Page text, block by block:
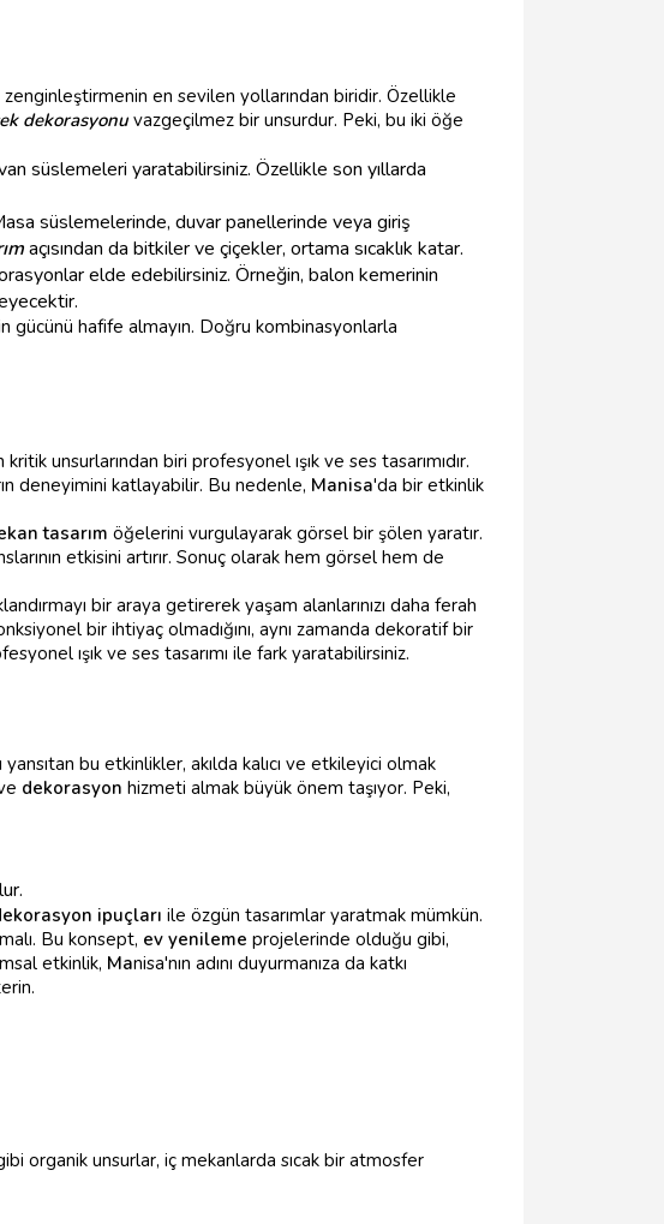
en sevilen yollarından biridir. Özellikle
dekorasyonu vazgeçilmez bir unsurdur. Peki, bu iki öğe
süslemeleri yaratabilirsiniz. Özellikle son yıllarda
süslemelerinde, duvar panellerinde veya giriş
açısından da bitkiler ve çiçekler, ortama sıcaklık katar.
elde edebilirsiniz. Örneğin, balon kemerinin
hafife almayın. Doğru kombinasyonlarla
unsurlarından biri profesyonel ışık ve ses tasarımıdır.
deneyimini katlayabilir. Bu nedenle, Manisa'da bir etkinlik
tasarım öğelerini vurgulayarak görsel bir şölen yaratır.
etkisini artırır. Sonuç olarak hem görsel hem de
bir araya getirerek yaşam alanlarınızı daha ferah
bir ihtiyaç olmadığını, aynı zamanda dekoratif bir
ışık ve ses tasarımı ile fark yaratabilirsiniz.
bu etkinlikler, akılda kalıcı ve etkileyici olmak
dekorasyon hizmeti almak büyük önem taşıyor. Peki,
ipuçları ile özgün tasarımlar yaratmak mümkün.
Bu konsept, ev yenileme projelerinde olduğu gibi,
etkinlik, Manisa'nın adını duyurmanıza da katkı
organik unsurlar, iç mekanlarda sıcak bir atmosfer